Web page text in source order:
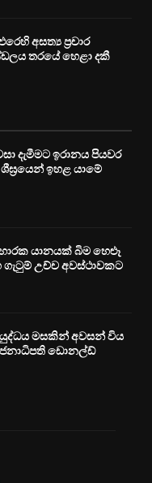
අසත්‍ය ප්‍රචාර
තරයේ හෙළා දකී
දැමීමට ඉරානය පියවර
ඉහළ යාමේ
යානයක් බිම හෙළූ
ගැටුම් උච්ච අවස්ථාවකට
මසකින් අවසන් විය
ඩොනල්ඩ්